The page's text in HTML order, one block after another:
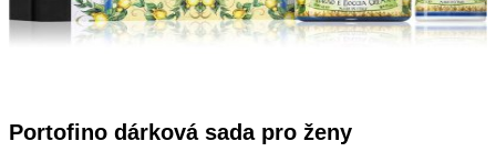
Portofino dárková sada pro ženy